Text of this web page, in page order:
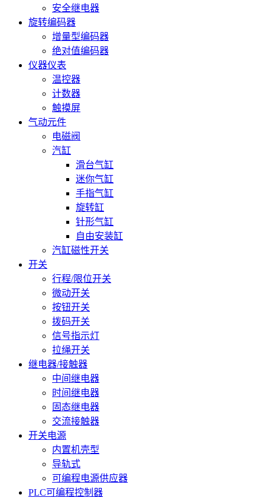
安全继电器
旋转编码器
增量型编码器
绝对值编码器
仪器仪表
温控器
计数器
触摸屏
气动元件
电磁阀
汽缸
滑台气缸
迷你气缸
手指气缸
旋转缸
针形气缸
自由安装缸
汽缸磁性开关
开关
行程/限位开关
微动开关
按钮开关
拨码开关
信号指示灯
拉绳开关
继电器/接触器
中间继电器
时间继电器
固态继电器
交流接触器
开关电源
内置机壳型
导轨式
可编程电源供应器
PLC可编程控制器